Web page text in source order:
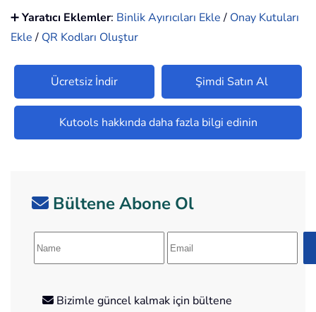
➕Yaratıcı Eklemler: Binlik Ayırıcıları Ekle/ Onay Kutuları
Ekle/ QR Kodları Oluştur
Ücretsiz İndir Şimdi Satın Al
Kutools hakkında daha fazla bilgi edinin
Bültene Abone Ol
Bizimle güncel kalmak için bültene